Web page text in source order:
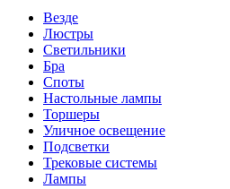
Везде
Люстры
Светильники
Бра
Споты
Настольные лампы
Торшеры
Уличное освещение
Подсветки
Трековые системы
Лампы